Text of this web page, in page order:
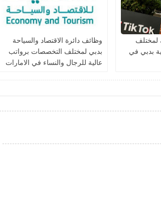
بدبي في
وظائف دائرة الاقتصاد والسياحة
بدبي لمختلف التخصصات برواتب
عالية للرجال والنساء في الامارات